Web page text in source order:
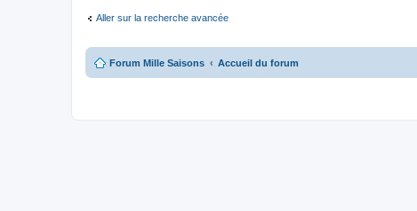
Aller sur la recherche avancée
Forum Mille Saisons Accueil du forum